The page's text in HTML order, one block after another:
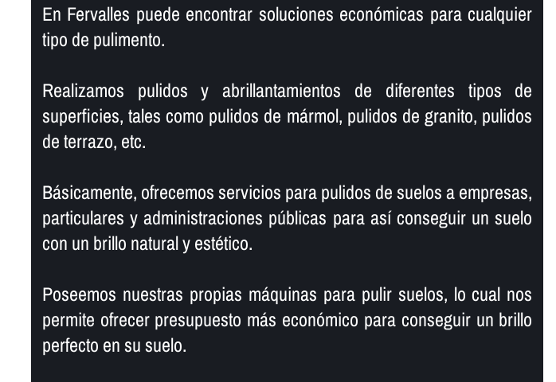
En Fervalles puede encontrar soluciones económicas para cualquier
tipo de pulimento.
Realizamos pulidos y abrillantamientos de diferentes tipos de
superficies, tales como pulidos de mármol, pulidos de granito, pulidos
de terrazo, etc.
Básicamente, ofrecemos servicios para pulidos de suelos a empresas,
particulares y administraciones públicas para así­ conseguir un suelo
con un brillo natural y estético.
Poseemos nuestras propias máquinas para pulir suelos, lo cual nos
permite ofrecer presupuesto más económico para conseguir un brillo
perfecto en su suelo.